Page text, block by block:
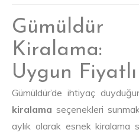
Kiralama:
Uygun
Gümüldür’de ihtiyaç
kiralama seçenekleri
aylık olarak esnek kiralama